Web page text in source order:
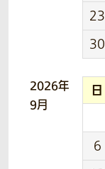
23
30
2026年
9月
日
6